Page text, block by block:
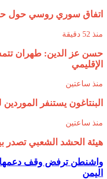
اتفاق سوري روسي حول
منذ 52 دقيقة
حسن عز الدين: طهران
الإقليمي
منذ ساعتين
البنتاغون يستنفر
منذ ساعتين
هيئة الحشد الشعبي تصدر
واشنطن ترفض وقف
اليمن